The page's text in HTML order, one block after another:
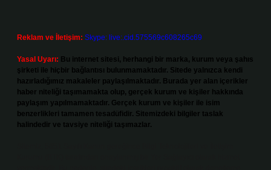
Reklam ve İletişim: Skype: live:.cid.575569c608265c69
Yasal Uyarı: Bu internet sitesi, herhangi bir marka, kurum veya şahıs
şirketi ile hiçbir bağlantısı bulunmamaktadır. Sitede yalnızca kendi
hazırladığımız makaleler paylaşılmaktadır. Burada yer alan içerikler
haber niteliği taşımamakta olup, gerçek kurum ve kişiler hakkında
paylaşım yapılmamaktadır. Gerçek kurum ve kişiler ile isim
benzerlikleri tamamen tesadüfidir. Sitemizdeki bilgiler taslak
halindedir ve tavsiye niteliği taşımazlar.